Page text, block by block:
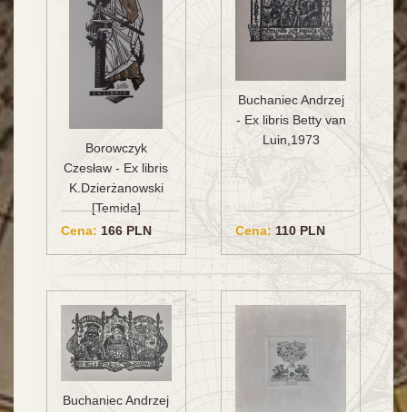
Borowczyk
Czesław - Ex libris
K.Dzierżanowski
[Temida]
Cena: 166 PLN
Buchaniec Andrzej
- Ex libris Betty van
Luin,1973
Cena: 110 PLN
Buchaniec Andrzej